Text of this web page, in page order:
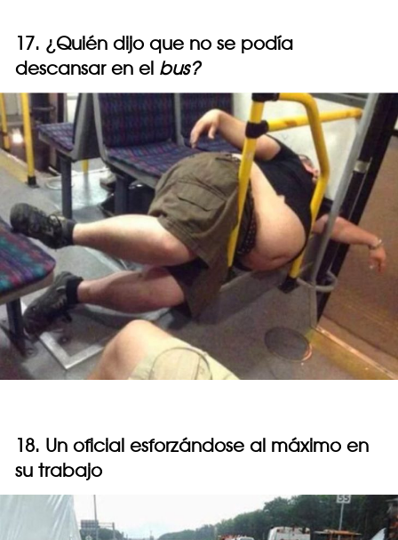
17. ¿Quién dijo que no se podía
descansar en el bus?
18. Un oficial esforzándose al máximo en
su trabajo